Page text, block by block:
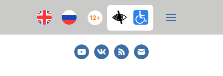
12+
YoutubeВКонтакте
RSS
E-
mail
подписка